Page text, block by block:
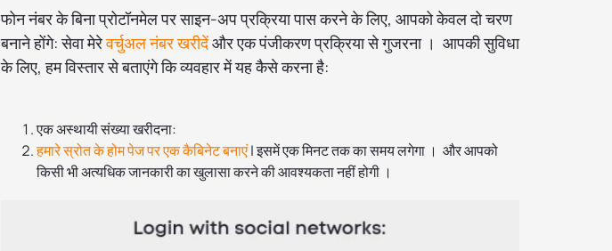
फोन नंबर के बिना प्रोटॉनमेल पर साइन-अप प्रक्रिया पास करने के लिए, आपको केवल दो चरण
बनाने होंगे: सेवा मेरेवर्चुअल नंबर खरीदेंऔर एक पंजीकरण प्रक्रिया से गुजरना । आपकी सुविधा
के लिए, हम विस्तार से बताएंगे कि व्यवहार में यह कैसे करना है:
एक अस्थायी संख्या खरीदना:
हमारे स्रोत के होम पेज पर एक कैबिनेट बनाएं| इसमें एक मिनट तक का समय लगेगा । और आपको
किसी भी अत्यधिक जानकारी का खुलासा करने की आवश्यकता नहीं होगी ।